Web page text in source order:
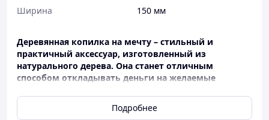
Ширина
150 мм
Деревянная копилка на мечту – стильный и
практичный аксессуар, изготовленный из
натурального дерева. Она станет отличным
способом откладывать деньги на желаемые
Такая копилка мотивирует осуществлять мечты и
является отличным подарком для близких.
Подробнее